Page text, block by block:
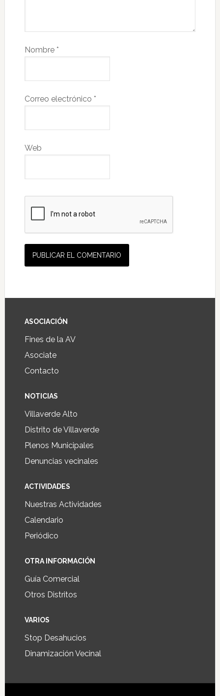
Nombre *
Correo electrónico *
Web
ASOCIACIÓN
Fines de la AV
Asociate
Contacto
NOTICIAS
Villaverde Alto
Distrito de Villaverde
Plenos Municipales
Denuncias vecinales
ACTIVIDADES
Nuestras Actividades
Calendario
Periódico
OTRA INFORMACIÓN
Guía Comercial
Otros Distritos
VARIOS
Stop Desahucios
Dinamización Vecinal